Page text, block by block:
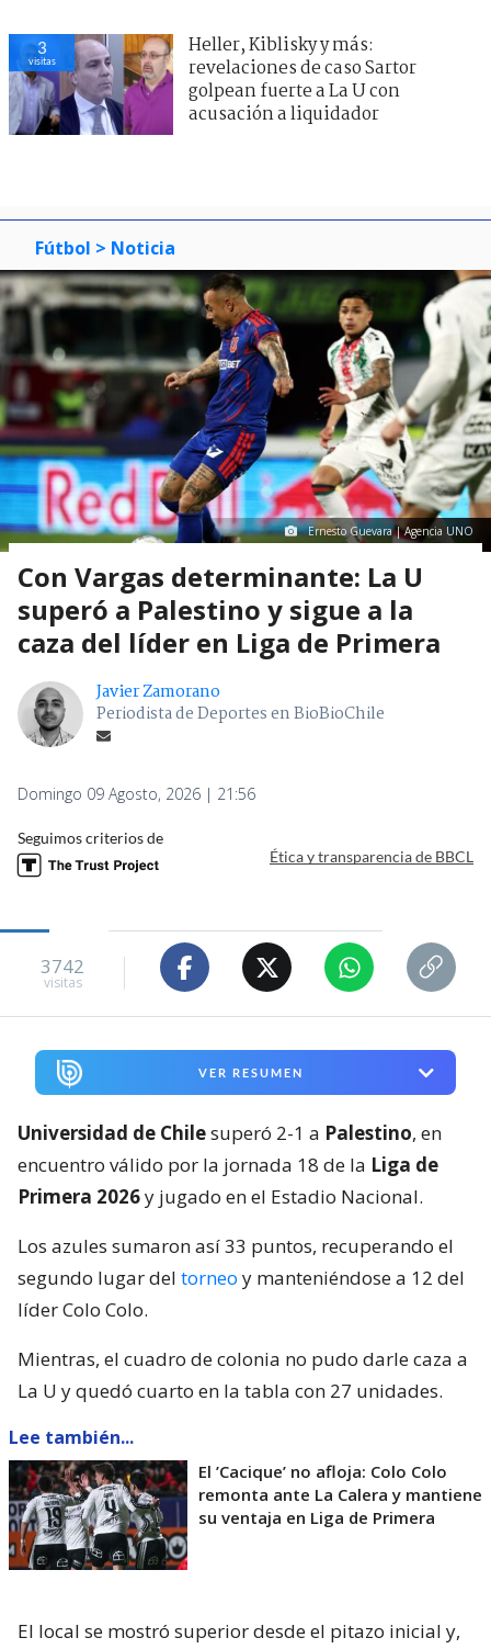
3
visitas
Heller, Kiblisky y más:
revelaciones de caso Sartor
golpean fuerte a La U con
acusación a liquidador
Fútbol > Noticia
Ernesto Guevara | Agencia UNO
Con Vargas determinante: La U
superó a Palestino y sigue a la
caza del líder en Liga de Primera
Javier Zamorano
Periodista de Deportes en BioBioChile
Domingo 09 Agosto, 2026 | 21:56
Seguimos criterios de
Ética y transparencia de BBCL
3742
visitas
VER RESUMEN
Universidad de Chilesuperó 2-1 a Palestino, en
encuentro válido por la jornada 18 de la Liga de
Primera 2026y jugado en el Estadio Nacional.
Los azules sumaron así 33 puntos, recuperando el
segundo lugar del torneo y manteniéndose a 12 del
líder Colo Colo.
Mientras, el cuadro de colonia no pudo darle caza a
La U y quedó cuarto en la tabla con 27 unidades.
Lee también...
El ’Cacique’ no afloja: Colo Colo
remonta ante La Calera y mantiene
su ventaja en Liga de Primera
El local se mostró superior desde el pitazo inicial y,